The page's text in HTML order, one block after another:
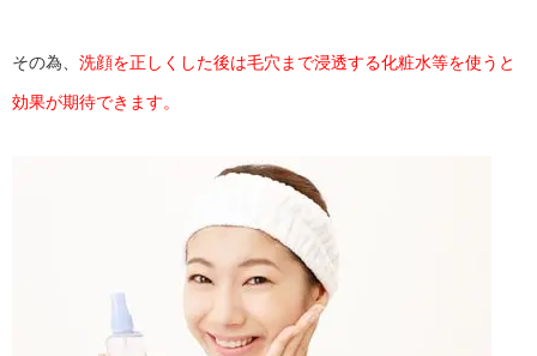
その為、 洗顔を正しくした後は毛穴まで浸透する化粧水等を使うと
効果が期待できます。